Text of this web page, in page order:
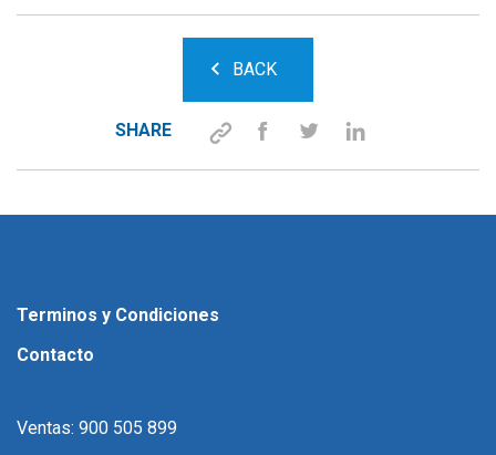
BACK
SHARE
Terminos y Condiciones
Contacto
Ventas: 900 505 899